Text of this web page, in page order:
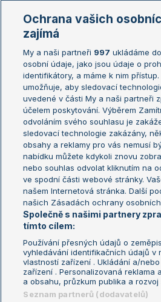
Žebříčky
Žebříček ATP (muži)
Žebříček WTA (ženy)
Sázkařský žebříček
French
US Open
Turnaj
Turnaj
Aktualní trendy
Fotbalové přestupy
Livesport Daily
LS Prague Open
Podmínky užití
GDPR a žurnalistika
Reklama
Kontakt
údajů
Ochrana vašich
zajímá
My a naši partneři 997 ukládáme
osobní údaje, jako jsou údaje o
identifikátory, a máme k nim
umožňuje, aby sledovací
uvedené v části My a naši partneři
účelem poskytování. Výběrem
odvoláním svého souhlasu je
sledovací technologie zakázány,
obsahy a reklamy pro vás nemusí
nabídku můžete kdykoli znovu
nebo souhlas odvolat kliknutím na
ve spodní části webové stránky.
našem Internetová stránka. Další
našich Zásadách ochrany
Společně s našimi partnery
tímto cílem:
Používání přesných údajů o
vyhledávání identifikačních údajů v
vlastností zařízení . Ukládání a/
zařízení . Personalizovaná reklama
a obsahu, průzkum publika a rozvoj
Seznam partnerů (dodavatelů)